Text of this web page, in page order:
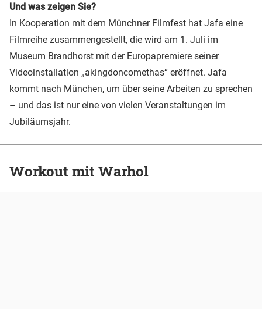
Und was zeigen Sie?
In Kooperation mit dem Münchner Filmfest hat Jafa eine
Filmreihe zusammengestellt, die wird am 1. Juli im
Museum Brandhorst mit der Europapremiere seiner
Videoinstallation „akingdoncomethas“ eröffnet. Jafa
kommt nach München, um über seine Arbeiten zu sprechen
– und das ist nur eine von vielen Veranstaltungen im
Jubiläumsjahr.
Workout mit Warhol